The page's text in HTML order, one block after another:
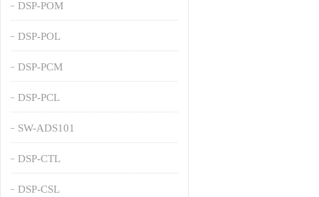
DSP-POM
DSP-POL
DSP-PCM
DSP-PCL
SW-ADS101
DSP-CTL
DSP-CSL